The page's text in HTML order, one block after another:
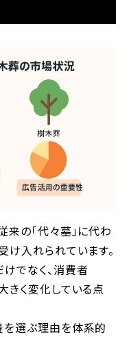
来の「代々墓」に代わ
け入れられています。
でなく、消費者
く変化している点
を選ぶ理由を体系的